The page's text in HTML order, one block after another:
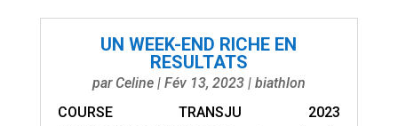
UN WEEK-END RICHE EN
RESULTATS
par Celine| Fév 13, 2023| biathlon
COURSE TRANSJU 2023